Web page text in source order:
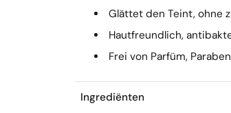
Glättet den Teint, ohne
Hautfreundlich,
Frei von Parfüm,
Ingrediënten